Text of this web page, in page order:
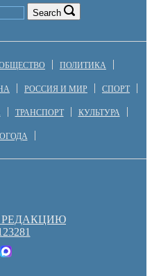
Search
ПОЛИТИКА
РОССИЯ И МИР СПОРТ
ТРАНСПОРТ КУЛЬТУРА
РЕДАКЦИЮ